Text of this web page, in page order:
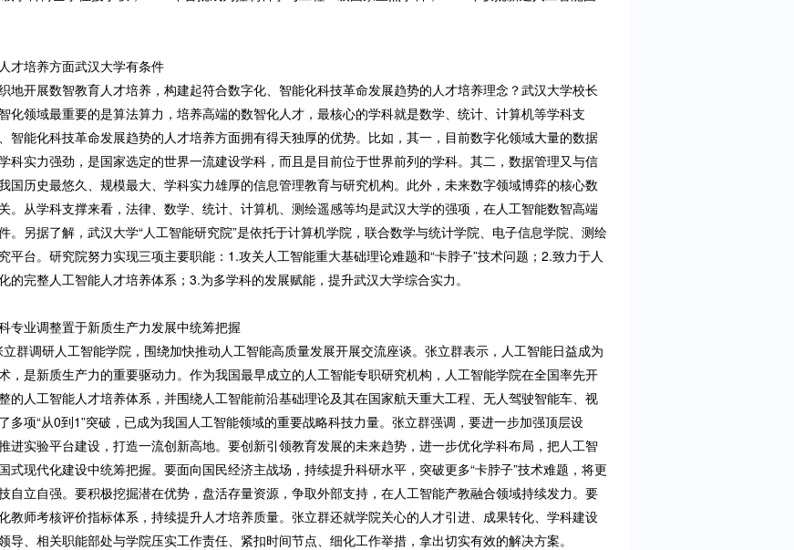
才培养方面武汉大学有条件
地开展数智教育人才培养，构建起符合数字化、智能化科技革命发展趋势的人才培养理念？武汉大学校长
化领域最重要的是算法算力，培养高端的数智化人才，最核心的学科就是数学、统计、计算机等学科支
智能化科技革命发展趋势的人才培养方面拥有得天独厚的优势。比如，其一，目前数字化领域大量的数据
科实力强劲，是国家选定的世界一流建设学科，而且是目前位于世界前列的学科。其二，数据管理又与信
国历史最悠久、规模最大、学科实力雄厚的信息管理教育与研究机构。此外，未来数字领域博弈的核心数
。从学科支撑来看，法律、数学、统计、计算机、测绘遥感等均是武汉大学的强项，在人工智能数智高端
。另据了解，武汉大学“人工智能研究院”是依托于计算机学院，联合数学与统计学院、电子信息学院、测绘
平台。研究院努力实现三项主要职能：1.攻关人工智能重大基础理论难题和“卡脖子”技术问题；2.致力于人
完整人工智能人才培养体系；3.为多学科的发展赋能，提升武汉大学综合实力。
专业调整置于新质生产力发展中统筹把握
群调研人工智能学院，围绕加快推动人工智能高质量发展开展交流座谈。张立群表示，人工智能日益成为
，是新质生产力的重要驱动力。作为我国最早成立的人工智能专职研究机构，人工智能学院在全国率先开
的人工智能人才培养体系，并围绕人工智能前沿基础理论及其在国家航天重大工程、无人驾驶智能车、视
多项“从0到1”突破，已成为我国人工智能领域的重要战略科技力量。张立群强调，要进一步加强顶层设
进实验平台建设，打造一流创新高地。要创新引领教育发展的未来趋势，进一步优化学科布局，把人工智
式现代化建设中统筹把握。要面向国民经济主战场，持续提升科研水平，突破更多“卡脖子”技术难题，将更
自立自强。要积极挖掘潜在优势，盘活存量资源，争取外部支持，在人工智能产教融合领域持续发力。要
教师考核评价指标体系，持续提升人才培养质量。张立群还就学院关心的人才引进、成果转化、学科建设
、相关职能部处与学院压实工作责任、紧扣时间节点、细化工作举措，拿出切实有效的解决方案。